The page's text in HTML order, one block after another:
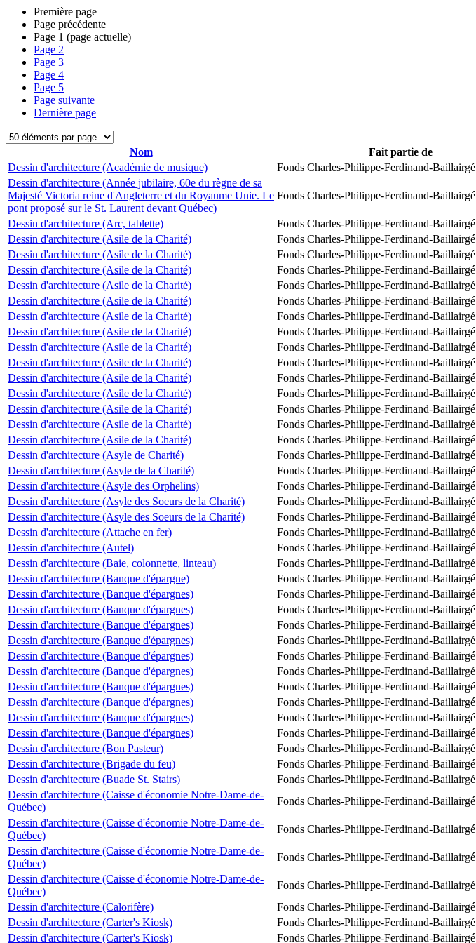
Première page
Page précédente
Page 1 (page actuelle)
Page 2
Page 3
Page 4
Page 5
Page suivante
Dernière page
Nom Fait partie de
Dessin d'architecture (Académie de musique)
Fonds Charles-Philippe-Ferdinand-Baillairgé
Dessin d'architecture (Année jubilaire, 60e du règne de sa
Majesté Victoria reine d'Angleterre et du Royaume Unie. Le
pont proposé sur le St. Laurent devant Québec)
Fonds Charles-Philippe-Ferdinand-Baillairgé
Dessin d'architecture (Arc, tablette) Fonds Charles-Philippe-Ferdinand-Baillairgé
Dessin d'architecture (Asile de la Charité)
Fonds Charles-Philippe-Ferdinand-Baillairgé
Dessin d'architecture (Asile de la Charité)
Fonds Charles-Philippe-Ferdinand-Baillairgé
Dessin d'architecture (Asile de la Charité)
Fonds Charles-Philippe-Ferdinand-Baillairgé
Dessin d'architecture (Asile de la Charité)
Fonds Charles-Philippe-Ferdinand-Baillairgé
Dessin d'architecture (Asile de la Charité)
Fonds Charles-Philippe-Ferdinand-Baillairgé
Dessin d'architecture (Asile de la Charité)
Fonds Charles-Philippe-Ferdinand-Baillairgé
Dessin d'architecture (Asile de la Charité)
Fonds Charles-Philippe-Ferdinand-Baillairgé
Dessin d'architecture (Asile de la Charité)
Fonds Charles-Philippe-Ferdinand-Baillairgé
Dessin d'architecture (Asile de la Charité)
Fonds Charles-Philippe-Ferdinand-Baillairgé
Dessin d'architecture (Asile de la Charité)
Fonds Charles-Philippe-Ferdinand-Baillairgé
Dessin d'architecture (Asile de la Charité)
Fonds Charles-Philippe-Ferdinand-Baillairgé
Dessin d'architecture (Asile de la Charité)
Fonds Charles-Philippe-Ferdinand-Baillairgé
Dessin d'architecture (Asile de la Charité)
Fonds Charles-Philippe-Ferdinand-Baillairgé
Dessin d'architecture (Asile de la Charité)
Fonds Charles-Philippe-Ferdinand-Baillairgé
Dessin d'architecture (Asyle de Charité)
Fonds Charles-Philippe-Ferdinand-Baillairgé
Dessin d'architecture (Asyle de la Charité)
Fonds Charles-Philippe-Ferdinand-Baillairgé
Dessin d'architecture (Asyle des Orphelins)
Fonds Charles-Philippe-Ferdinand-Baillairgé
Dessin d'architecture (Asyle des Soeurs de la Charité)
Fonds Charles-Philippe-Ferdinand-Baillairgé
Dessin d'architecture (Asyle des Soeurs de la Charité)
Fonds Charles-Philippe-Ferdinand-Baillairgé
Dessin d'architecture (Attache en fer)
Fonds Charles-Philippe-Ferdinand-Baillairgé
Dessin d'architecture (Autel)
Fonds Charles-Philippe-Ferdinand-Baillairgé
Dessin d'architecture (Baie, colonnette, linteau)
Fonds Charles-Philippe-Ferdinand-Baillairgé
Dessin d'architecture (Banque d'épargne)
Fonds Charles-Philippe-Ferdinand-Baillairgé
Dessin d'architecture (Banque d'épargnes)
Fonds Charles-Philippe-Ferdinand-Baillairgé
Dessin d'architecture (Banque d'épargnes)
Fonds Charles-Philippe-Ferdinand-Baillairgé
Dessin d'architecture (Banque d'épargnes)
Fonds Charles-Philippe-Ferdinand-Baillairgé
Dessin d'architecture (Banque d'épargnes)
Fonds Charles-Philippe-Ferdinand-Baillairgé
Dessin d'architecture (Banque d'épargnes)
Fonds Charles-Philippe-Ferdinand-Baillairgé
Dessin d'architecture (Banque d'épargnes)
Fonds Charles-Philippe-Ferdinand-Baillairgé
Dessin d'architecture (Banque d'épargnes)
Fonds Charles-Philippe-Ferdinand-Baillairgé
Dessin d'architecture (Banque d'épargnes)
Fonds Charles-Philippe-Ferdinand-Baillairgé
Dessin d'architecture (Banque d'épargnes)
Fonds Charles-Philippe-Ferdinand-Baillairgé
Dessin d'architecture (Banque d'épargnes)
Fonds Charles-Philippe-Ferdinand-Baillairgé
Dessin d'architecture (Bon Pasteur)
Fonds Charles-Philippe-Ferdinand-Baillairgé
Dessin d'architecture (Brigade du feu)
Fonds Charles-Philippe-Ferdinand-Baillairgé
Dessin d'architecture (Buade St. Stairs)
Fonds Charles-Philippe-Ferdinand-Baillairgé
Dessin d'architecture (Caisse d'économie Notre-Dame-de-
Québec)
Fonds Charles-Philippe-Ferdinand-Baillairgé
Dessin d'architecture (Caisse d'économie Notre-Dame-de-
Québec)
Fonds Charles-Philippe-Ferdinand-Baillairgé
Dessin d'architecture (Caisse d'économie Notre-Dame-de-
Québec)
Fonds Charles-Philippe-Ferdinand-Baillairgé
Dessin d'architecture (Caisse d'économie Notre-Dame-de-
Québec)
Fonds Charles-Philippe-Ferdinand-Baillairgé
Dessin d'architecture (Calorifère)
Fonds Charles-Philippe-Ferdinand-Baillairgé
Dessin d'architecture (Carter's Kiosk)
Fonds Charles-Philippe-Ferdinand-Baillairgé
Dessin d'architecture (Carter's Kiosk)
Fonds Charles-Philippe-Ferdinand-Baillairgé